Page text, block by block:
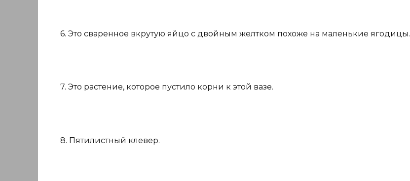
6. Это сваренное вкрутую яйцо с двойным желтком похоже на маленькие ягодицы.
7. Это растение, которое пустило корни к этой вазе.
8. Пятилистный клевер.